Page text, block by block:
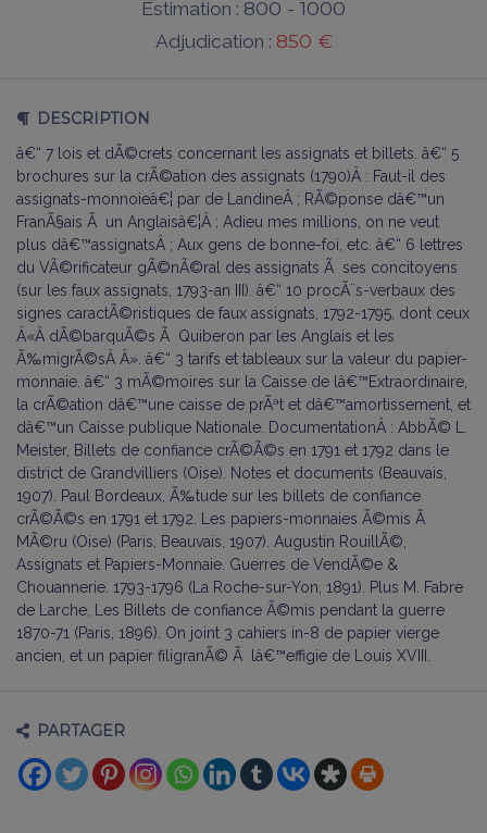
Estimation : 800 - 1000
Adjudication : 850 €
DESCRIPTION
â€“ 7 lois et dÃ©crets concernant les assignats et billets. â€“ 5
brochures sur la crÃ©ation des assignats (1790)Â : Faut-il des
assignats-monnoieâ€¦ par de LandineÂ ; RÃ©ponse dâ€™un
FranÃ§ais Ã un Anglaisâ€¦Â ; Adieu mes millions, on ne veut
plus dâ€™assignatsÂ ; Aux gens de bonne-foi, etc. â€“ 6 lettres
du VÃ©rificateur gÃ©nÃ©ral des assignats Ã ses concitoyens
(sur les faux assignats, 1793-an III). â€“ 10 procÃ¨s-verbaux des
signes caractÃ©ristiques de faux assignats, 1792-1795, dont ceux
Â«Â dÃ©barquÃ©s Ã Quiberon par les Anglais et les
Ã‰migrÃ©sÂ Â». â€“ 3 tarifs et tableaux sur la valeur du papier-
monnaie. â€“ 3 mÃ©moires sur la Caisse de lâ€™Extraordinaire,
la crÃ©ation dâ€™une caisse de prÃªt et dâ€™amortissement, et
dâ€™un Caisse publique Nationale. DocumentationÂ : AbbÃ© L.
Meister, Billets de confiance crÃ©Ã©s en 1791 et 1792 dans le
district de Grandvilliers (Oise). Notes et documents (Beauvais,
1907). Paul Bordeaux, Ã‰tude sur les billets de confiance
crÃ©Ã©s en 1791 et 1792. Les papiers-monnaies Ã©mis Ã
MÃ©ru (Oise) (Paris, Beauvais, 1907). Augustin RouillÃ©,
Assignats et Papiers-Monnaie. Guerres de VendÃ©e &
Chouannerie. 1793-1796 (La Roche-sur-Yon, 1891). Plus M. Fabre
de Larche, Les Billets de confiance Ã©mis pendant la guerre
1870-71 (Paris, 1896). On joint 3 cahiers in-8 de papier vierge
ancien, et un papier filigranÃ© Ã lâ€™effigie de Louis XVIII.
PARTAGER